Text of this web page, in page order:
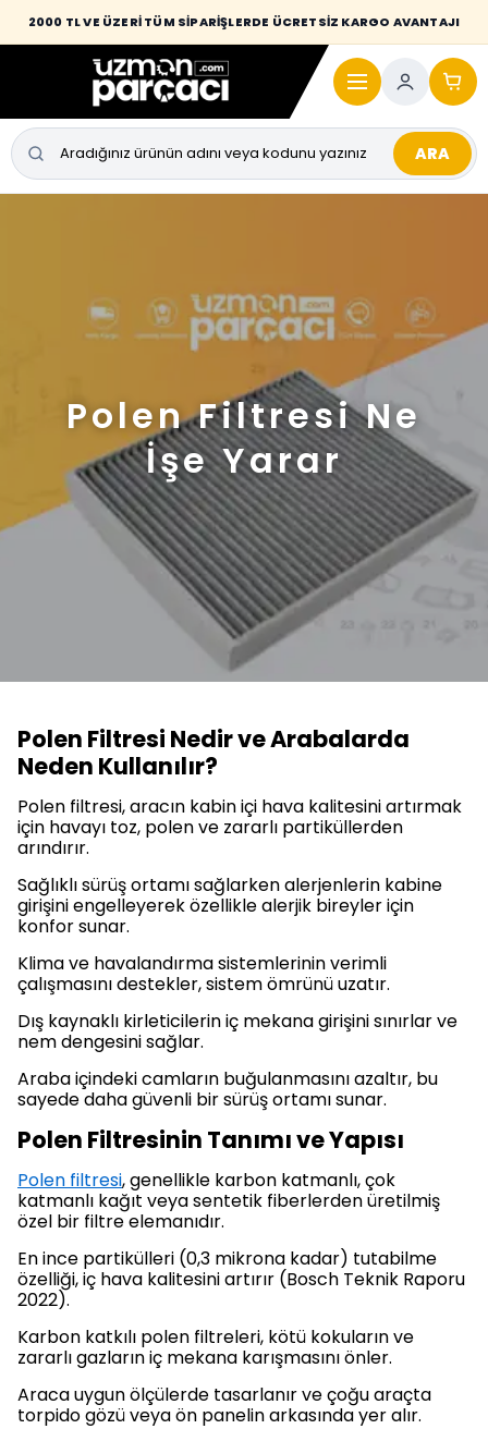
2000 TL VE ÜZERİ TÜM SİPARİŞLERDE ÜCRETSİZ KARGO AVANTAJI
ARA
Polen Filtresi Ne
İşe Yarar
Polen Filtresi Nedir ve Arabalarda
Neden Kullanılır?
Polen filtresi, aracın kabin içi hava kalitesini artırmak
için havayı toz, polen ve zararlı partiküllerden
arındırır.
Sağlıklı sürüş ortamı sağlarken alerjenlerin kabine
girişini engelleyerek özellikle alerjik bireyler için
konfor sunar.
Klima ve havalandırma sistemlerinin verimli
çalışmasını destekler, sistem ömrünü uzatır.
Dış kaynaklı kirleticilerin iç mekana girişini sınırlar ve
nem dengesini sağlar.
Araba içindeki camların buğulanmasını azaltır, bu
sayede daha güvenli bir sürüş ortamı sunar.
Polen Filtresinin Tanımı ve Yapısı
Polen filtresi, genellikle karbon katmanlı, çok
katmanlı kağıt veya sentetik fiberlerden üretilmiş
özel bir filtre elemanıdır.
En ince partikülleri (0,3 mikrona kadar) tutabilme
özelliği, iç hava kalitesini artırır (Bosch Teknik Raporu
2022).
Karbon katkılı polen filtreleri, kötü kokuların ve
zararlı gazların iç mekana karışmasını önler.
Araca uygun ölçülerde tasarlanır ve çoğu araçta
torpido gözü veya ön panelin arkasında yer alır.